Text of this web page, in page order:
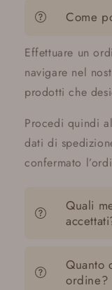
Come
Effettuare un
navigare nel
prodotti che
Procedi quindi
dati di
confermato
Quali
Quanto
ordine?